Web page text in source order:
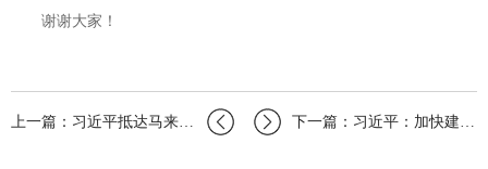
谢谢大家！
上一篇：习近平抵达马来西亚吉隆坡国际机场发表书面讲话 下一篇：习近平：加快建设文化强国